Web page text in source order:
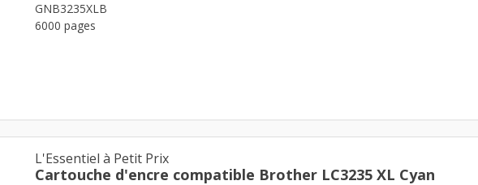
GNB3235XLB
6000 pages
L'Essentiel à Petit Prix
Cartouche d'encre compatible Brother LC3235 XL Cyan